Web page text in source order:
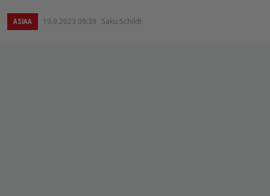
ASIAA 19.9.2023 09:39 Saku Schildt